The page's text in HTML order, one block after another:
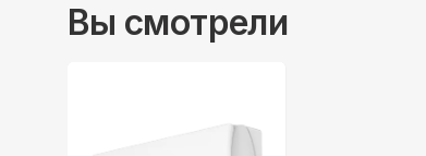
Вы смотрели